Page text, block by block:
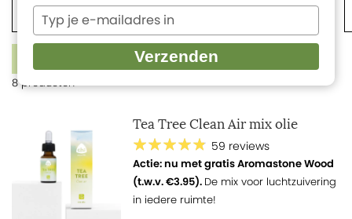
Davos Air Lavinchi Relax
8 producten
Tea Tree Clean Air mix olie
59 reviews
Actie: nu met gratis Aromastone Wood
(t.w.v. €3.95). De mix voor luchtzuivering
in iedere ruimte!
naam
Typ
je
e-
mailadres
Verzenden